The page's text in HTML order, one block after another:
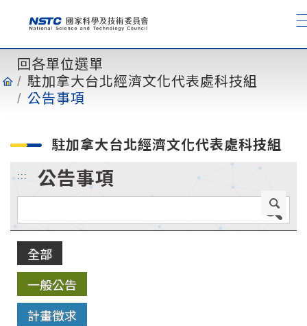
回各單位選單
駐加拿大台北經濟文化代表處科技組
公告事項
駐加拿大台北經濟文化代表處科技組
::: 公告事項
全部
一般公告
計畫徵求